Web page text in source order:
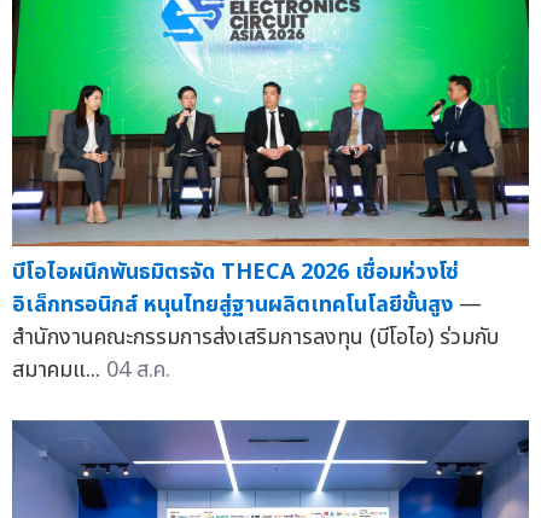
บีโอไอผนึกพันธมิตรจัด THECA 2026 เชื่อมห่วงโซ่
อิเล็กทรอนิกส์ หนุนไทยสู่ฐานผลิตเทคโนโลยีขั้นสูง —
สำนักงานคณะกรรมการส่งเสริมการลงทุน (บีโอไอ) ร่วมกับ
สมาคมแ... 04 ส.ค.